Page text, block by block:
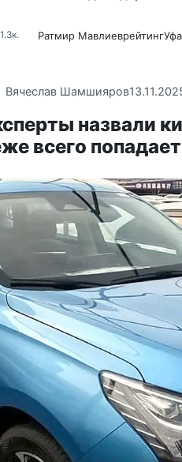
1.3к. Ратмир МавлиеврейтингУфа
Вячеслав Шамшияров
назвали
всего